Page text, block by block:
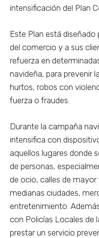
intensificación del Plan
Este Plan está
del comercio y a sus
refuerza en
navideña, para prevenir
hurtos, robos con
fuerza o fraudes.
Durante la campaña
intensifica con
aquellos lugares donde
de personas,
de ocio, calles de
medianas ciudades,
entretenimiento.
con Policías Locales de
prestar un servicio